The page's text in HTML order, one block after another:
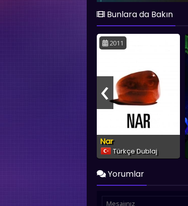
Bunlara da Bakın
2011
Nar
Türkçe Dublaj
‹
Yorumlar